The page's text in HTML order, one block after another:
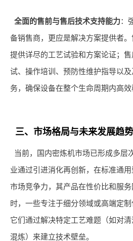
全面的售前与售后技术支持能力：
备销售商，更应是解决方案提供者
提供详尽的工艺试验和方案论证；
试、操作培训、预防性维护指导以
务，确保设备在整个生命周期内高效
三、市场格局与未来发展趋势
当前，国内密炼机市场已形成多层
业通过引进消化再创新，在标准通
市场竞争力，其产品在性价比和服
时，一些专注于细分领域或高端定制
它们通过解决特定工艺难题（如对
混炼）来建立技术壁垒。